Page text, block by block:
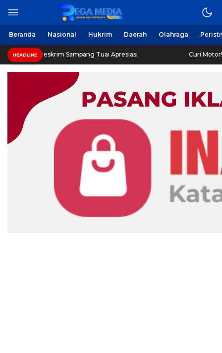
Beranda Nasional Hukrim Daerah Olahraga
HEADLINESampang Tuai Apresiasi Curi Motor! Dua